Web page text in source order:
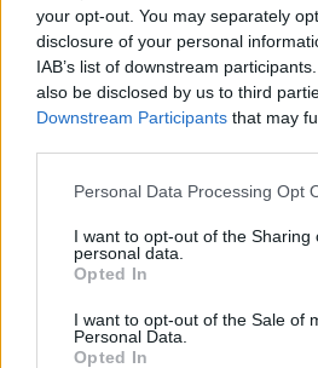
your opt-out. You may separately
disclosure of your personal
IAB’s list of downstream
also be disclosed by us to third
Downstream Participants that may
Please note that this website/app
not limited to your visit or usage
grant or deny consent to Google
use your data for below specified
consent section.
Personal Data Processing Opt
I want to opt-out of the Sharing
personal data.
Opted In
I want to opt-out of the Sale of
Personal Data.
Opted In
o
k
p
p
NOTIZIE RECENTI
“Sul filo del discorso”:
center di Tegge
Esce di strada con
conducente